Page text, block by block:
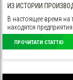
ИЗ ИСТОРИИ
В настоящее время на
находятся
ПРОЧИТАТИ СТАТТЮ